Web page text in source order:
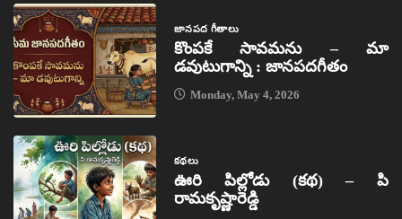
జానపద గీతాలు
కొంపకే సావమను – మా
డవుటుగాన్ని : జానపదగీతం
Monday, May 4, 2026
కథలు
ఊరి పిల్లోడు (కథ) – పి
రామకృష్ణారెడ్డి